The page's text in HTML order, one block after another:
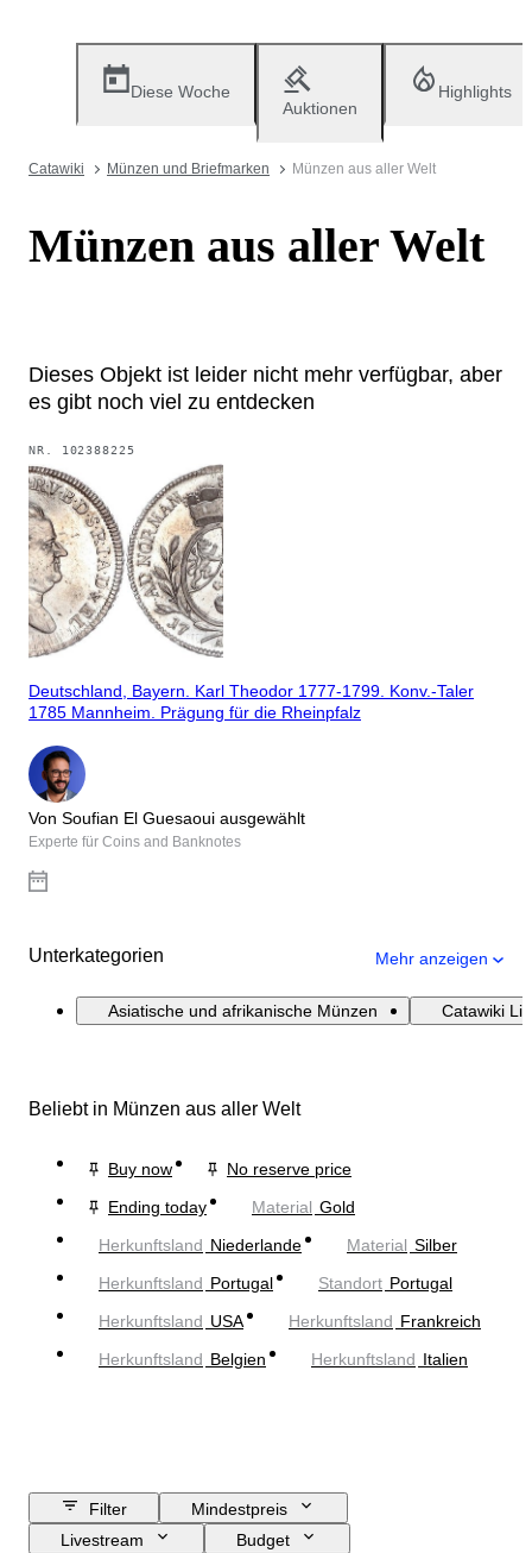
Diese Woche
Auktionen
Highlights
Catawiki Münzen und Briefmarken Münzen aus aller Welt
Münzen aus aller Welt
Dieses Objekt ist leider nicht mehr verfügbar, aber
es gibt noch viel zu entdecken
NR. 102388225
Deutschland, Bayern. Karl Theodor 1777-1799. Konv.-Taler
1785 Mannheim. Prägung für die Rheinpfalz
Von Soufian El Guesaoui ausgewählt
Experte für Coins and Banknotes
Unterkategorien Mehr anzeigen
Asiatische und afrikanische Münzen Catawiki
Beliebt in Münzen aus aller Welt
Buy now
No reserve price
Ending today
Material Gold
Herkunftsland Niederlande Material Silber
Herkunftsland Portugal Standort Portugal
Herkunftsland USA Herkunftsland Frankreich
Herkunftsland Belgien Herkunftsland Italien
Filter
Mindestpreis
Livestream
Budget